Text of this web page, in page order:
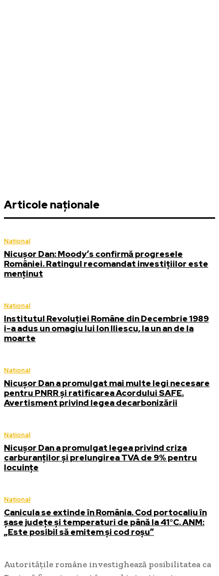
Articole naționale
Național
Nicușor Dan: Moody’s confirmă progresele
României. Ratingul recomandat investițiilor este
menținut
Național
Institutul Revoluției Române din Decembrie 1989
i-a adus un omagiu lui Ion Iliescu, la un an de la
moarte
Național
Nicușor Dan a promulgat mai multe legi necesare
pentru PNRR și ratificarea Acordului SAFE.
Avertisment privind legea decarbonizării
Național
Nicușor Dan a promulgat legea privind criza
carburanților și prelungirea TVA de 9% pentru
locuințe
Național
Canicula se extinde în România. Cod portocaliu în
șase județe și temperaturi de până la 41°C. ANM:
„Este posibil să emitem și cod roșu”
Autoritățile române investighează posibilitatea ca